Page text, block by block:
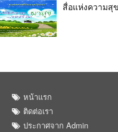
สื่อแห่งความสุข
หน้าแรก
ติดต่อเรา
ประกาศจาก Admin